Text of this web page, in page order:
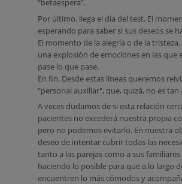
"betaespera".
Por último, llega el día del test. El
esperando para saber si sus deseos se
El momento de la alegría o de la
una explosión de emociones en las que
pase lo que pase.
En fin. Desde estas líneas queremos
"personal auxiliar", que, quizá, no es tan
A veces dudamos de si esta relación
pacientes no excederá nuestra propia
pero no podemos evitarlo. En nuestra
deseo de intentar cubrir todas las
tanto a las parejas como a sus
haciendo lo posible para que a lo largo
encuentren lo más cómodos y